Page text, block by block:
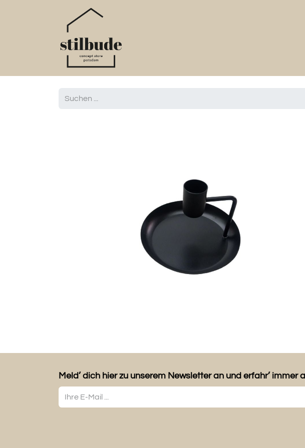
Meld’ dich hier zu unserem Newsletter an und erfahr’